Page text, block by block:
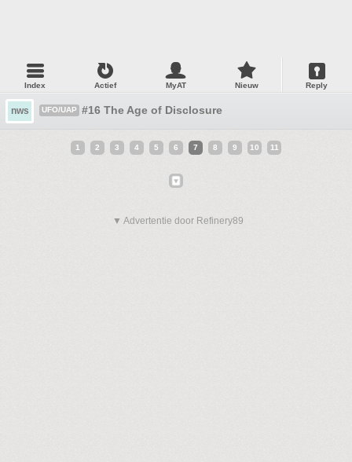
Index Actief MyAT Nieuw Reply
nws UFO/UAP #16 The Age of Disclosure
1 2 3 4 5 6 7 8 9 10 11
▼ Advertentie door Refinery89